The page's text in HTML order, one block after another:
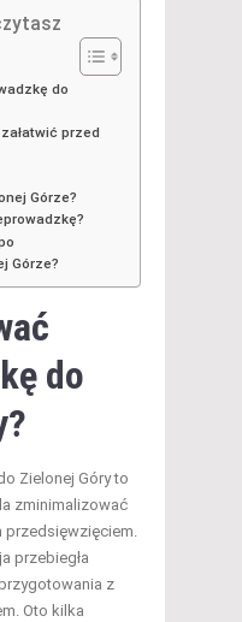
do
przed
Górze?
Górze?
do
Zielonej Góry to
zminimalizować
przedsięwzięciem.
przebiegła
z
Oto kilka